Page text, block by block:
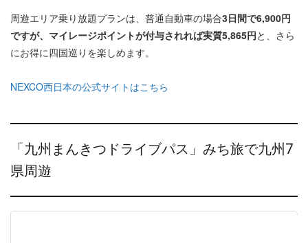
周遊エリア乗り放題プランは、普通自動車の場合3日間で6,900円
ですが、マイレージポイントが付与されれば実質5,865円と、さら
にお得に四国巡りを楽しめます。
NEXCO西日本の公式サイトはこちら
「九州まんきつドライブパス」みち旅で九州7
県周遊